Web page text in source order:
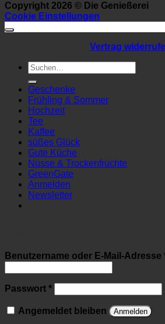
Copyright 2026 © Die Genießerei
Cookie Einstellungen
Vertrag
Suchen
nach:
Geschenke
Frühling & Sommer
Hochzeit
Tee
Kaffee
süßes Glück
Gute Küche
Nüsse & Trockenfrüchte
GreenGate
Anmelden
Newsletter
Benutzername oder E-Mail-Adresse
Passwort *Erforderlich
Angemeldet bleiben Anmelden